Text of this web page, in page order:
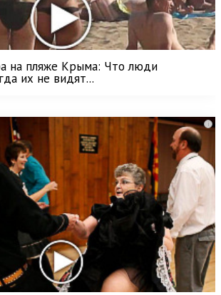
на пляже Крыма: Что люди
их не видят...
i